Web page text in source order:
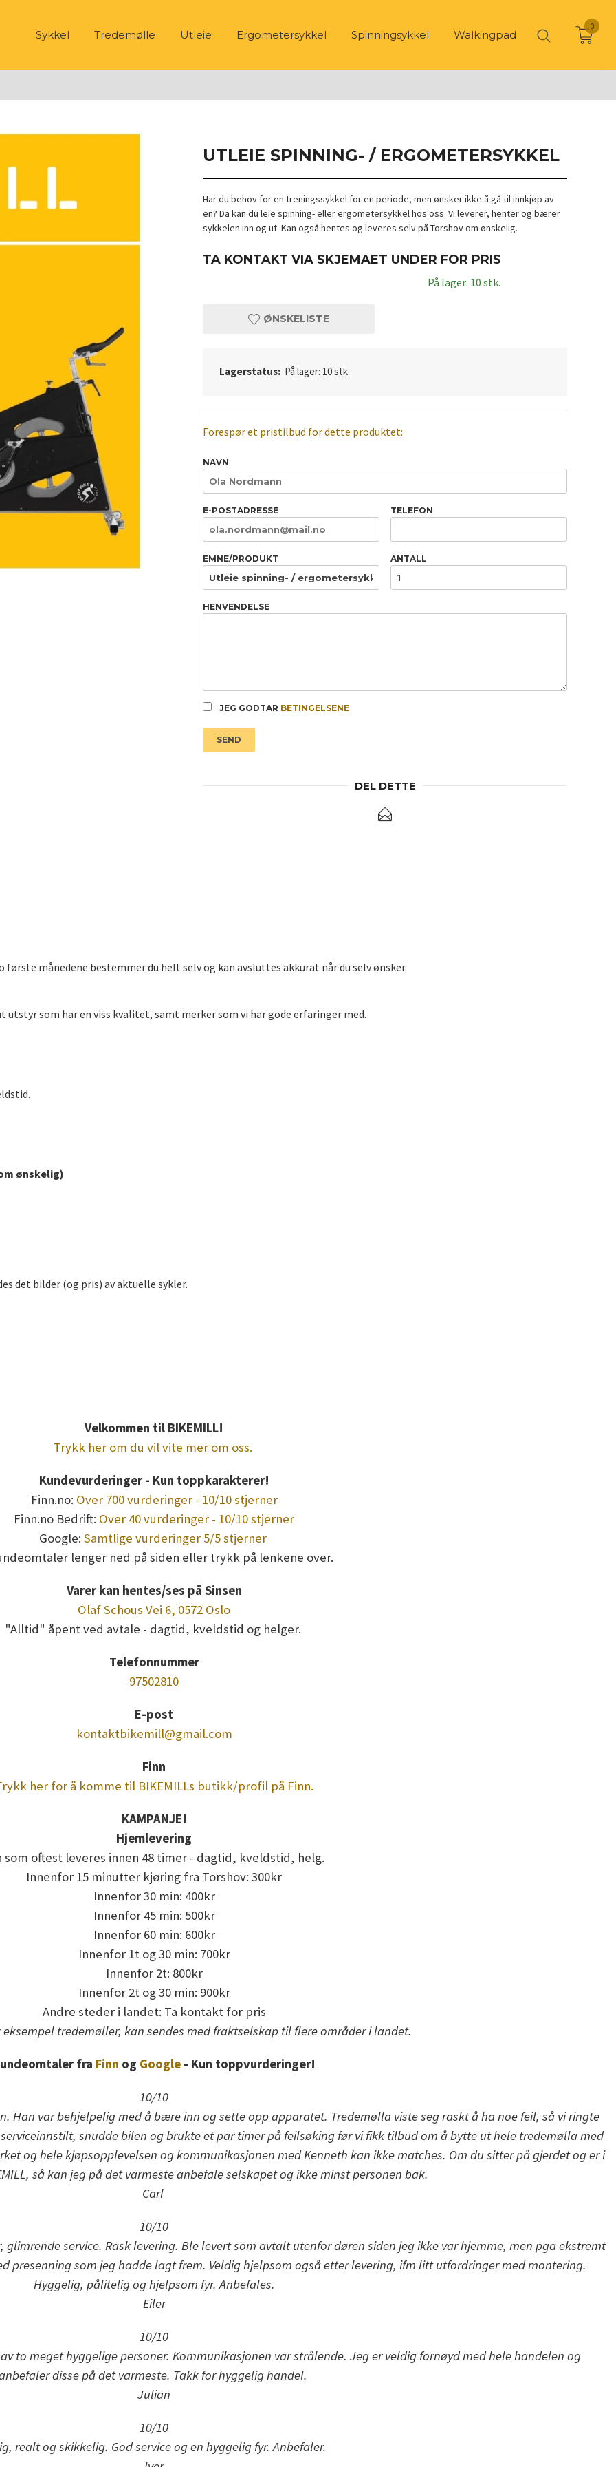
Sykkel Tredemølle Utleie Ergometersykkel Spinningsykkel Walkingpad
0
UTLEIE SPINNING- / ERGOMETERSYKKEL
Har du behov for en treningssykkel for en periode, men ønsker ikke å gå til innkjøp av
en? Da kan du leie spinning- eller ergometersykkel hos oss. Vi leverer, henter og bærer
sykkelen inn og ut. Kan også hentes og leveres selv på Torshov om ønskelig.
TA KONTAKT VIA SKJEMAET UNDER FOR PRIS
På lager: 10 stk.
ØNSKELISTE
Lagerstatus: På lager: 10 stk.
Forespør et pristilbud for dette produktet:
NAVN
E-POSTADRESSE TELEFON
EMNE/PRODUKT ANTALL
HENVENDELSE
JEG GODTAR BETINGELSENE
SEND
DEL DETTE
månedene bestemmer du helt selv og kan avsluttes akkurat når du selv ønsker.
som har en viss kvalitet, samt merker som vi har gode erfaringer med.
ønskelig)
det bilder (og pris) av aktuelle sykler.
Velkommen til BIKEMILL!
Trykk her om du vil vite mer om oss.
Kundevurderinger - Kun toppkarakterer!
Finn.no: Over 700 vurderinger - 10/10 stjerner
Finn.no Bedrift: Over 40 vurderinger - 10/10 stjerner
Google: Samtlige vurderinger 5/5 stjerner
lenger ned på siden eller trykk på lenkene over.
Varer kan hentes/ses på Sinsen
Olaf Schous Vei 6, 0572 Oslo
"Alltid" åpent ved avtale - dagtid, kveldstid og helger.
Telefonnummer
97502810
E-post
kontaktbikemill@gmail.com
Finn
her for å komme til BIKEMILLs butikk/profil på Finn.
KAMPANJE!
Hjemlevering
som oftest leveres innen 48 timer - dagtid, kveldstid, helg.
Innenfor 15 minutter kjøring fra Torshov: 300kr
Innenfor 30 min: 400kr
Innenfor 45 min: 500kr
Innenfor 60 min: 600kr
Innenfor 1t og 30 min: 700kr
Innenfor 2t: 800kr
Innenfor 2t og 30 min: 900kr
Andre steder i landet: Ta kontakt for pris
eksempel tredemøller, kan sendes med fraktselskap til flere områder i landet.
fra Finn og Google - Kun toppvurderinger!
10/10
Han var behjelpelig med å bære inn og sette opp apparatet. Tredemølla viste seg raskt å ha noe feil, så vi ringte
snudde bilen og brukte et par timer på feilsøking før vi fikk tilbud om å bytte ut hele tredemølla med
og hele kjøpsopplevelsen og kommunikasjonen med Kenneth kan ikke matches. Om du sitter på gjerdet og er i
så kan jeg på det varmeste anbefale selskapet og ikke minst personen bak.
Carl
10/10
service. Rask levering. Ble levert som avtalt utenfor døren siden jeg ikke var hjemme, men pga ekstremt
presenning som jeg hadde lagt frem. Veldig hjelpsom også etter levering, ifm litt utfordringer med montering.
Hyggelig, pålitelig og hjelpsom fyr. Anbefales.
Eiler
10/10
to meget hyggelige personer. Kommunikasjonen var strålende. Jeg er veldig fornøyd med hele handelen og
disse på det varmeste. Takk for hyggelig handel.
Julian
10/10
realt og skikkelig. God service og en hyggelig fyr. Anbefaler.